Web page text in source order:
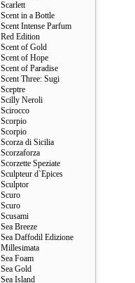
Scarlett
Scent in a Bottle
Scent Intense Parfum
Red Edition
Scent of Gold
Scent of Hope
Scent of Paradise
Scent Three: Sugi
Sceptre
Scilly Neroli
Scirocco
Scorpio
Scorpio
Scorza di Sicilia
Scorzaforza
Scorzette Speziate
Sculpteur d`Epices
Sculptor
Scuro
Scuro
Scusami
Sea Breeze
Sea Daffodil Edizione
Millesimata
Sea Foam
Sea Gold
Sea Island